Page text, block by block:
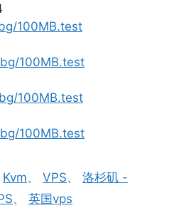
100MB.test
100MB.test
100MB.test
100MB.test
Kvm、VPS、洛杉矶 -
、 英国vps